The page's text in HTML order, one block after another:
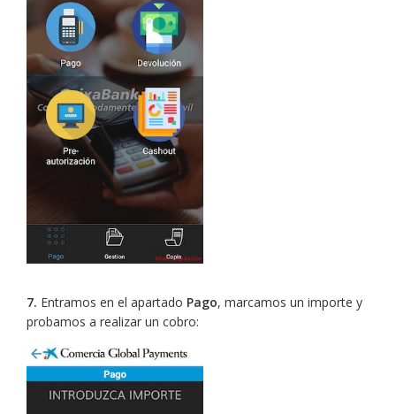
7. Entramos en el apartado Pago, marcamos un importe y
probamos a realizar un cobro: